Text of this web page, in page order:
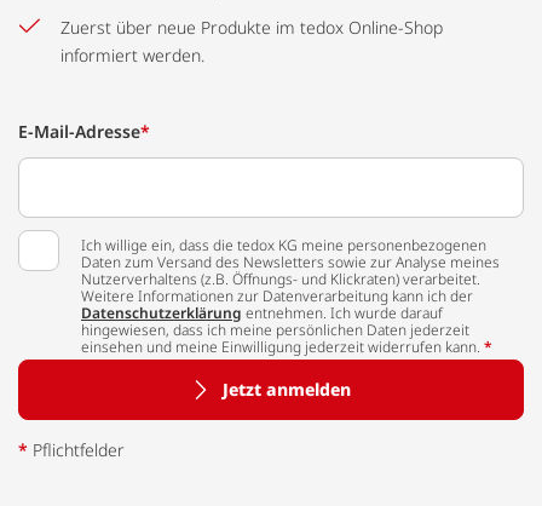
Zuerst über neue Produkte im tedox Online-Shop
informiert werden.
E-Mail-Adresse*
Ich willige ein, dass die tedox KG meine personenbezogenen
Daten zum Versand des Newsletters sowie zur Analyse meines
Nutzerverhaltens (z.B. Öffnungs- und Klickraten) verarbeitet.
Weitere Informationen zur Datenverarbeitung kann ich der
Datenschutzerklärung entnehmen. Ich wurde darauf
hingewiesen, dass ich meine persönlichen Daten jederzeit
einsehen und meine Einwilligung jederzeit widerrufen kann. *
Jetzt anmelden
* Pflichtfelder